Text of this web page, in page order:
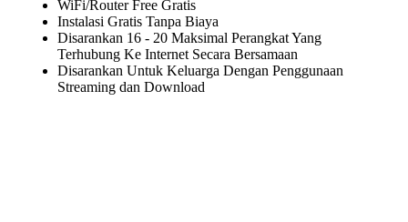
WiFi/Router Free Gratis
Instalasi Gratis Tanpa Biaya
Disarankan 16 - 20 Maksimal Perangkat Yang
Terhubung Ke Internet Secara Bersamaan
Disarankan Untuk Keluarga Dengan Penggunaan
Streaming dan Download